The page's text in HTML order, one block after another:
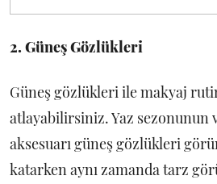
2. Güneş Gözlükleri
Güneş gözlükleri ile makyaj
atlayabilirsiniz. Yaz sezonunun
aksesuarı güneş gözlükleri
katarken aynı zamanda tarz